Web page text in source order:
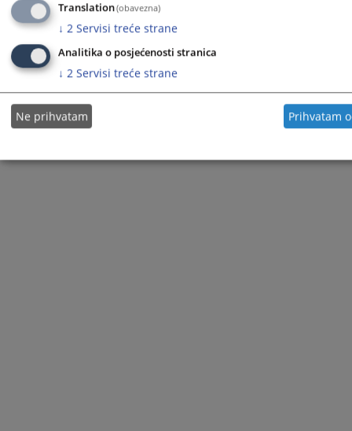
Redizajn web stranice je finansirala Evropska unija. Za njen sadržaj isključivo je odgovorno
Visoko sudsko i tužilačko vijeće BiH i ona ne odražava nužno stavove Evropske unije.
© 2021 Visoko sudsko i tužilačko vijeće
Translation(obavezna)
↓ 2 Servisi treće strane
Analitika o posjećenosti stranica
↓ 2 Servisi treće strane
Ne prihvatam Prihvatam